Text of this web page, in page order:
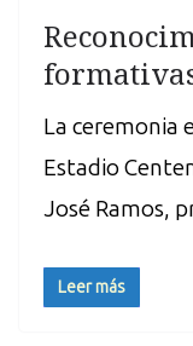
La ceremonia
Estadio
José Ramos,
Leer más